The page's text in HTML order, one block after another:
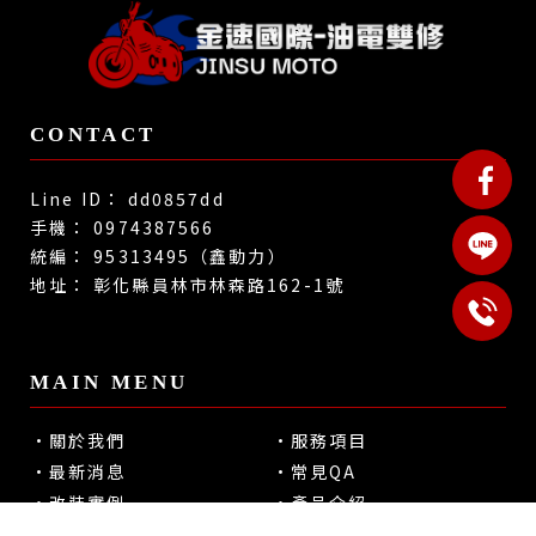
dd0857dd
0974387566
95313495（鑫動力）
彰化縣員林市林森路162-1號
關於我們
服務項目
最新消息
常見QA
改裝實例
產品介紹